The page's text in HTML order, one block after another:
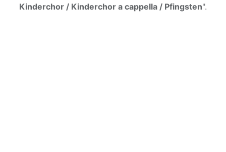
Kinderchor / Kinderchor a cappella / Pfingsten".